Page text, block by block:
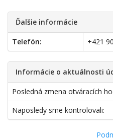
Ďalšie informácie
Telefón: +421
Informácie o aktuálnosti
Posledná zmena otváracích
Naposledy sme kontrolovali: